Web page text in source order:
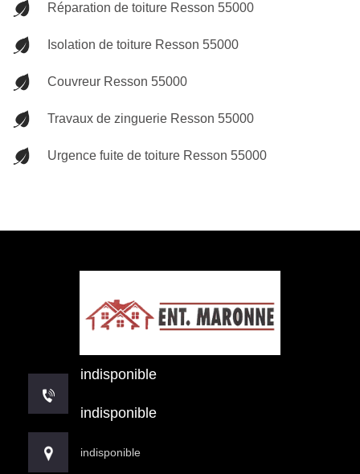
Réparation de toiture Resson 55000
Isolation de toiture Resson 55000
Couvreur Resson 55000
Travaux de zinguerie Resson 55000
Urgence fuite de toiture Resson 55000
indisponible
indisponible
indisponible